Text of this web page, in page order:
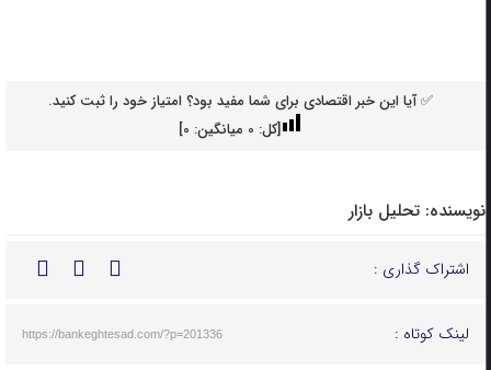
✅ آیا این خبر اقتصادی برای شما مفید بود؟ امتیاز خود را ثبت کنید.
[کل: 0میانگین: 0
]
نویسنده: تحلیل بازار
اشتراک گذاری :
لینک کوتاه : https://bankeghtesad.com/?p=201336